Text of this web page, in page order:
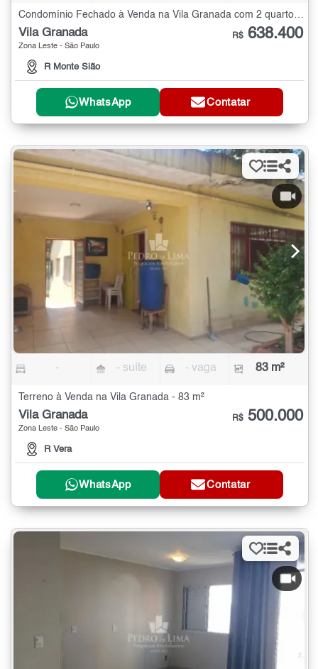
Vila Granada
Zona Leste - São Paulo
R Monte Sião
R$ 638.400
WhatsApp Contatar
- - suíte - vaga 83 m²
Terreno à Venda na Vila Granada - 83 m²
Vila Granada
Zona Leste - São Paulo
R Vera
R$ 500.000
WhatsApp Contatar